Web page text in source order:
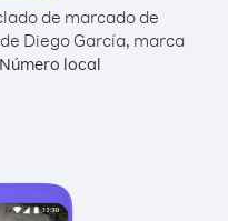
de marcado de
Diego García, marca
Número local